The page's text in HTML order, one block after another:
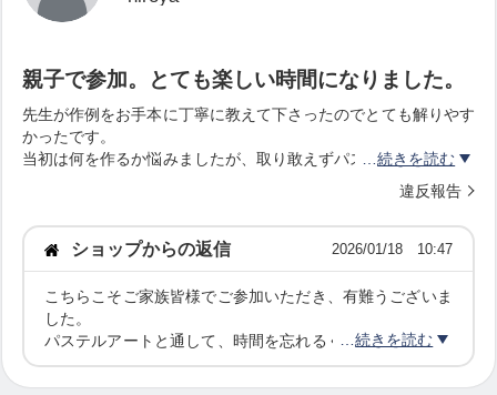
って、そして何度でも選び直していいんだよ、とパ
ステルに教えてもらったような感覚でした。
「自分が自分の一番の応援者でいていい」
「どんな自分にも、はなまるをつけていい」
その体感を、今度は誰かと一緒に味わい、お伝えし
たいたいと思ったことが、パステルアート教室を始
めたきっかけです。
⸻
みにしています✨
親子で参加。とても楽しい時間になりました。
先生が作例をお手本に丁寧に教えて下さったのでとても解りやす
かったです。
当初は何を作るか悩みましたが、取り敢えずパステルでグラデー
ションを作っているうちに海岸に飛翔するカモメのイメージが思
い浮かび、完成を目指して突き進んでいましたが、あっという間
でした。
何かに没頭して取り組む機会があまり無かったので、とても楽し
かったです。
一緒に参加した長男もとても楽しかったそうで、作ったアートを
飾って眺めています(^o^)
続きを読む
違反報告
ショップからの返信 2026/01/18 10:47
こちらこそご家族皆様でご参加いただき、有難うございま
した。
パステルアートと通して、時間を忘れるくらい夢中になっ
たり、お子様も一緒に楽しんでもらえてとても嬉しいで
す。
続きを読む